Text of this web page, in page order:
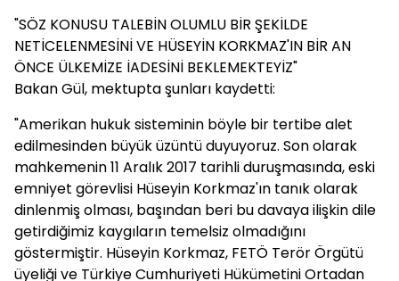
"SÖZ KONUSU TALEBİN OLUMLU BİR ŞEKİLDE
NETİCELENMESİNİ VE HÜSEYİN KORKMAZ'IN BİR AN
ÖNCE ÜLKEMİZE İADESİNİ BEKLEMEKTEYİZ"
Bakan Gül, mektupta şunları kaydetti:
"Amerikan hukuk sisteminin böyle bir tertibe alet
edilmesinden büyük üzüntü duyuyoruz. Son olarak
mahkemenin 11 Aralık 2017 tarihli duruşmasında, eski
emniyet görevlisi Hüseyin Korkmaz'ın tanık olarak
dinlenmiş olması, başından beri bu davaya ilişkin dile
getirdiğimiz kaygıların temelsiz olmadığını
göstermiştir. Hüseyin Korkmaz, FETÖ Terör Örgütü
üyeliği ve Türkiye Cumhuriyeti Hükümetini Ortadan